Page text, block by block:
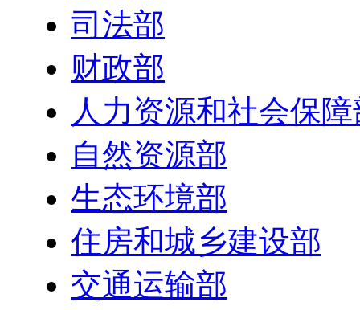
司法部
财政部
人力资源和社会保
自然资源部
生态环境部
住房和城乡建设部
交通运输部